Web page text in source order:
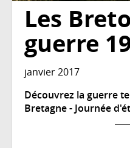
Les
guerre
janvier 2017
Découvrez la guerre
Bretagne - Journée